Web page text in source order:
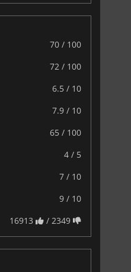
70 / 100
72 / 100
6.5 / 10
7.9 / 10
65 / 100
4 / 5
7 / 10
9 / 10
16913 / 2349